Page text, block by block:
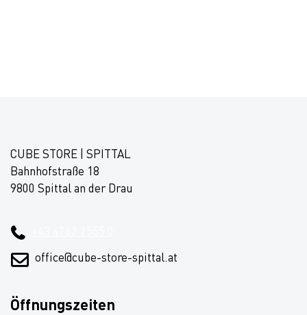
CUBE STORE | SPITTAL
Bahnhofstraße 18
9800 Spittal an der Drau
office@cube-store-spittal.at
Öffnungszeiten